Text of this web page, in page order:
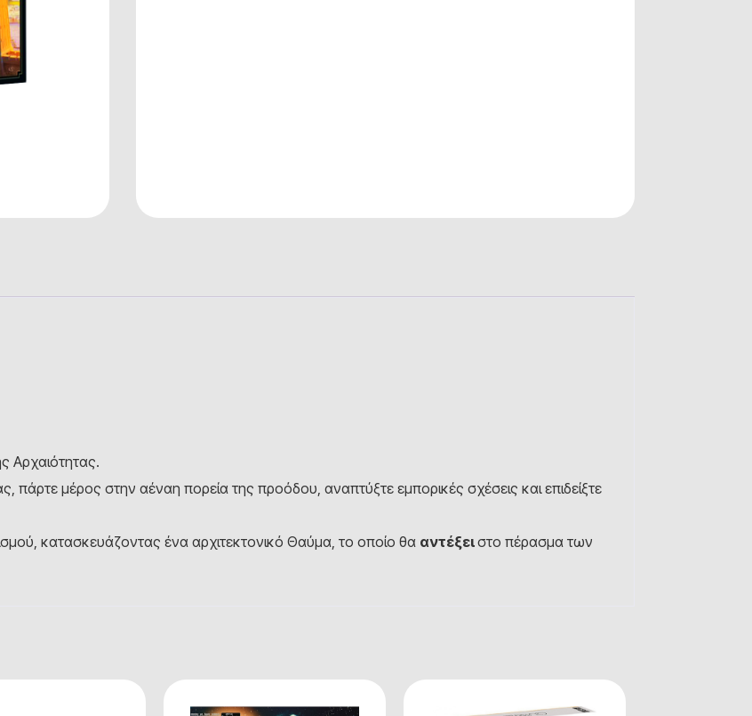
Αρχαιότητας.
πάρτε μέρος στην αέναη πορεία της προόδου, αναπτύξτε εμπορικές σχέσεις και επιδείξτε
κατασκευάζοντας ένα αρχιτεκτονικό Θαύμα, το οποίο θα αντέξειστο πέρασμα των